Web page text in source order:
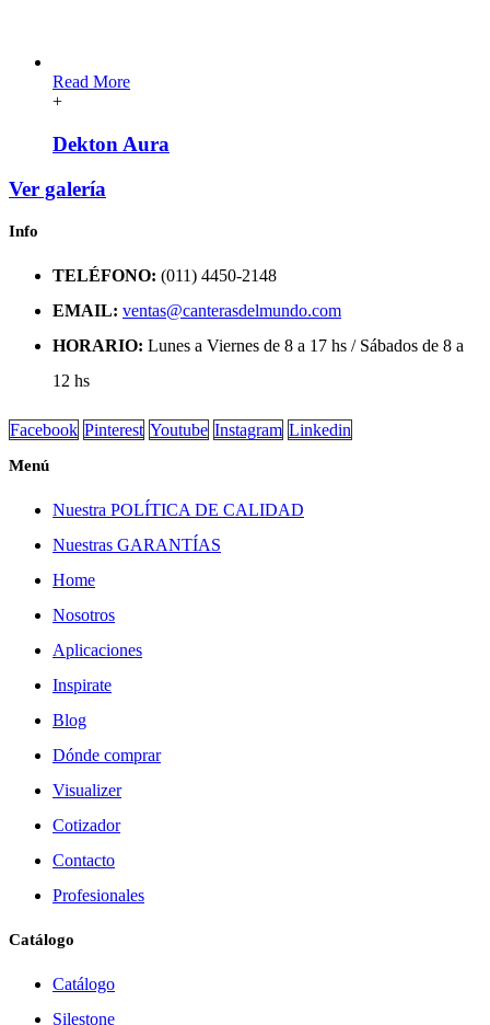
Read More
+
Dekton Aura
Ver galería
Info
TELÉFONO: (011) 4450-2148
EMAIL: ventas@canterasdelmundo.com
HORARIO: Lunes a Viernes de 8 a 17 hs / Sábados de 8 a
12 hs
Facebook Pinterest Youtube Instagram Linkedin
Menú
Nuestra POLÍTICA DE CALIDAD
Nuestras GARANTÍAS
Home
Nosotros
Aplicaciones
Inspirate
Blog
Dónde comprar
Visualizer
Cotizador
Contacto
Profesionales
Catálogo
Catálogo
Silestone